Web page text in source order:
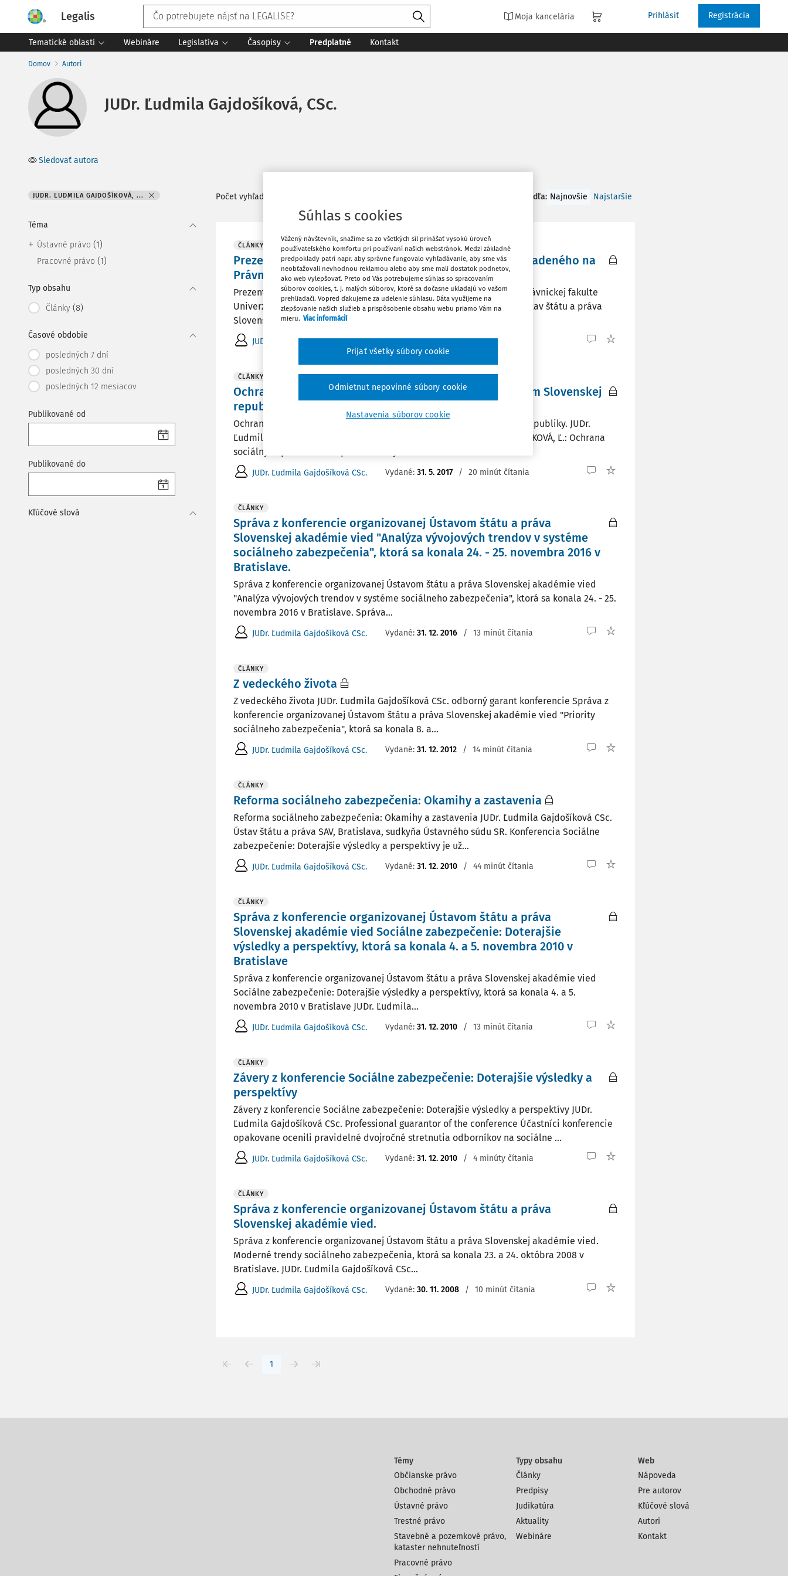
Legalis Moja kancelária Prihlásiť Registrácia
Tematické oblasti Webináre Legislatíva Časopisy Predplatné Kontakt
Domov Autori
JUDr. Ľudmila Gajdošíková, CSc.
Sledovať autora
JUDR. ĽUDMILA GAJDOŠÍKOVÁ, ...
Téma
Ústavné právo (1)
Pracovné právo (1)
Typ obsahu
Články (8)
Časové obdobie
posledných 7 dní
posledných 30 dní
posledných 12 mesiacov
Publikované od
Publikované do
Kľúčové slová
Počet vyhľadaných dokumentov: Zoradiť podľa: Najnovšie Najstaršie
ČLÁNKY
Prezentácia Ústavu teórie práva Gustava Radbrucha zriadeného na
Právnickej fakulte Univerzity P. J. Šafárika v Košiciach.
Prezentácia Ústavu teórie práva Gustava Radbrucha zriadeného na Právnickej fakulte
Univerzity P. J. Šafárika v Košiciach. JUDr. Ľudmila Gajdošíková CSc. Ústav štátu a práva
Slovenskej akadémie vied, Bratislava. V...
JUDr. Ľudmila Gajdošíková CSc. Vydané:31. 7. 2017 / 3 minúty čítania
ČLÁNKY
Ochrana sociálnych práv v konaní pred Ústavným súdom Slovenskej
republiky.
Ochrana sociálnych práv v konaní pred Ústavným súdom Slovenskej republiky. JUDr.
Ľudmila Gajdošíková CSc. Ústav štátu a práva SAV, Bratislava. GAJDOŠÍKOVÁ, Ľ.: Ochrana
sociálnych práv v konaní pred Ústavným...
JUDr. Ľudmila Gajdošíková CSc. Vydané: 31. 5. 2017 / 20 minút čítania
ČLÁNKY
Správa z konferencie organizovanej Ústavom štátu a práva
Slovenskej akadémie vied "Analýza vývojových trendov v systéme
sociálneho zabezpečenia", ktorá sa konala 24. - 25. novembra 2016 v
Bratislave.
Správa z konferencie organizovanej Ústavom štátu a práva Slovenskej akadémie vied
"Analýza vývojových trendov v systéme sociálneho zabezpečenia", ktorá sa konala 24. - 25.
novembra 2016 v Bratislave. Správa...
JUDr. Ľudmila Gajdošíková CSc. Vydané: 31. 12. 2016 / 13 minút čítania
ČLÁNKY
Z vedeckého života
Z vedeckého života JUDr. Ľudmila Gajdošíková CSc. odborný garant konferencie Správa z
konferencie organizovanej Ústavom štátu a práva Slovenskej akadémie vied "Priority
sociálneho zabezpečenia", ktorá sa konala 8. a...
JUDr. Ľudmila Gajdošíková CSc. Vydané: 31. 12. 2012 / 14 minút čítania
ČLÁNKY
Reforma sociálneho zabezpečenia: Okamihy a zastavenia
Reforma sociálneho zabezpečenia: Okamihy a zastavenia JUDr. Ľudmila Gajdošíková CSc.
Ústav štátu a práva SAV, Bratislava, sudkyňa Ústavného súdu SR. Konferencia Sociálne
zabezpečenie: Doterajšie výsledky a perspektívy je už...
JUDr. Ľudmila Gajdošíková CSc. Vydané: 31. 12. 2010 / 44 minút čítania
ČLÁNKY
Správa z konferencie organizovanej Ústavom štátu a práva
Slovenskej akadémie vied Sociálne zabezpečenie: Doterajšie
výsledky a perspektívy, ktorá sa konala 4. a 5. novembra 2010 v
Bratislave
Správa z konferencie organizovanej Ústavom štátu a práva Slovenskej akadémie vied
Sociálne zabezpečenie: Doterajšie výsledky a perspektívy, ktorá sa konala 4. a 5.
novembra 2010 v Bratislave JUDr. Ľudmila...
JUDr. Ľudmila Gajdošíková CSc. Vydané: 31. 12. 2010 / 13 minút čítania
ČLÁNKY
Závery z konferencie Sociálne zabezpečenie: Doterajšie výsledky a
perspektívy
Závery z konferencie Sociálne zabezpečenie: Doterajšie výsledky a perspektívy JUDr.
Ľudmila Gajdošíková CSc. Professional guarantor of the conference Účastníci konferencie
opakovane ocenili pravidelné dvojročné stretnutia odborníkov na sociálne ...
JUDr. Ľudmila Gajdošíková CSc. Vydané: 31. 12. 2010 / 4 minúty čítania
ČLÁNKY
Správa z konferencie organizovanej Ústavom štátu a práva
Slovenskej akadémie vied.
Správa z konferencie organizovanej Ústavom štátu a práva Slovenskej akadémie vied.
Moderné trendy sociálneho zabezpečenia, ktorá sa konala 23. a 24. októbra 2008 v
Bratislave. JUDr. Ľudmila Gajdošíková CSc...
JUDr. Ľudmila Gajdošíková CSc. Vydané: 30. 11. 2008 / 10 minút čítania
1
Témy
Občianske právo
Obchodné právo
Ústavné právo
Trestné právo
Stavebné a pozemkové právo,
kataster nehnuteľností
Pracovné právo
Typy obsahu
Články
Predpisy
Judikatúra
Aktuality
Webináre
Web
Nápoveda
Pre autorov
Kľúčové slová
Autori
Kontakt
Súhlas s cookies
Vážený návštevník, snažíme sa zo všetkých síl prinášať vysokú úroveň
používateľského komfortu pri používaní našich webstránok. Medzi základné
predpoklady patrí napr. aby správne fungovalo vyhľadávanie, aby sme vás
neobťažovali nevhodnou reklamou alebo aby sme mali dostatok podnetov,
ako web vylepšovať. Preto od Vás potrebujeme súhlas so spracovaním
súborov cookies, t. j. malých súborov, ktoré sa dočasne ukladajú vo vašom
prehliadači. Vopred ďakujeme za udelenie súhlasu. Dáta využijeme na
zlepšovanie našich služieb a prispôsobenie obsahu webu priamo Vám na
mieru. Viac informácií
Nastavenia súborov cookie
Odmietnut nepovinné súbory cookie
Prijať všetky súbory cookie